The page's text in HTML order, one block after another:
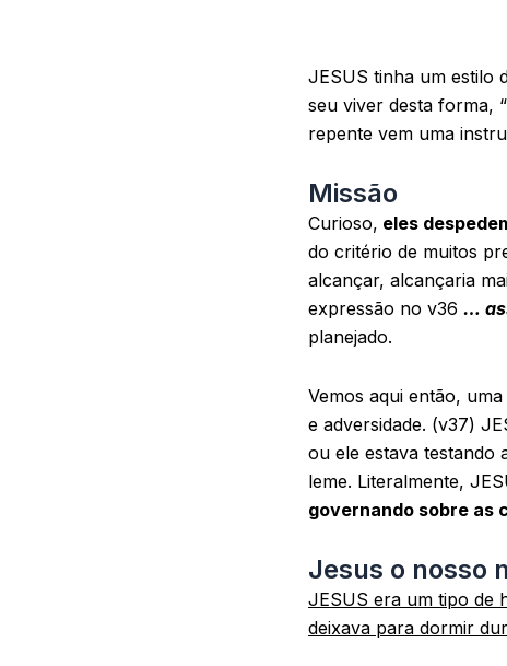
JESUS tinha um estilo
seu viver desta forma, “
repente vem uma
Missão
Curioso, eles
do critério de muitos
alcançar, alcançaria
expressão no v36 …
planejado.
Vemos aqui então,
e adversidade. (v37)
ou ele estava testando
leme. Literalmente,
governando sobre as
Jesus o nosso
JESUS era um tipo de
deixava para dormir